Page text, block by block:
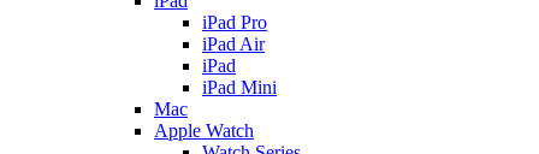
iPad Pro
iPad Air
iPad
iPad Mini
Mac
Apple Watch